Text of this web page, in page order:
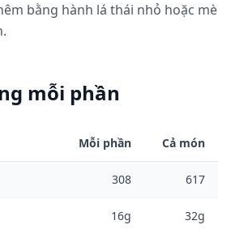
bằng hành lá thái nhỏ hoặc mè
mỗi phần
Mỗi phần Cả món
308 617
16g 32g